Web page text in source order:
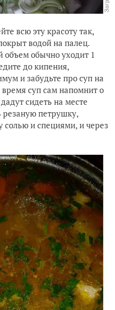
всю эту красоту так,
водой на палец.
объем обычно уходит 1
до кипения,
и забудьте про суп на
время суп сам напомнит о
сидеть на месте
резаную петрушку,
солью и специями, и через